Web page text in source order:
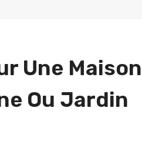
Une Maison
Ou Jardin